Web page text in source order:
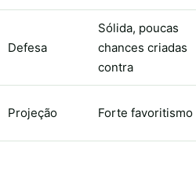
Defesa
Sólida, poucas
chances criadas
contra
Projeção Forte favoritismo